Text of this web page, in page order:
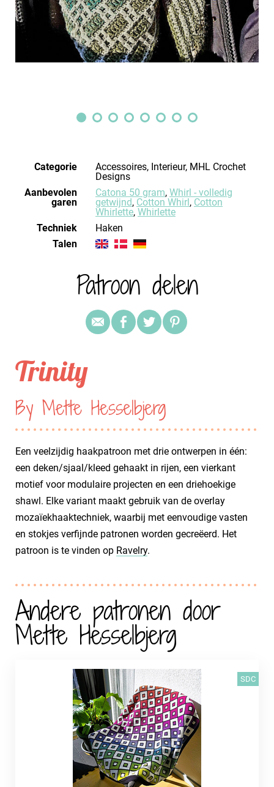
Categorie
Accessoires, Interieur, MHL Crochet
Designs
Aanbevolen
garen
Catona 50 gram, Whirl - volledig
getwijnd, Cotton Whirl, Cotton
Whirlette, Whirlette
Techniek
haken
Talen
Patroon delen
Trinity
By Mette Hesselbjerg
Een veelzijdig haakpatroon met drie ontwerpen in één:
een deken/sjaal/kleed gehaakt in rijen, een vierkant
motief voor modulaire projecten en een driehoekige
shawl. Elke variant maakt gebruik van de overlay
mozaïekhaaktechniek, waarbij met eenvoudige vasten
en stokjes verfijnde patronen worden gecreëerd. Het
patroon is te vinden op Ravelry.
Andere patronen door
Mette Hesselbjerg
SDC